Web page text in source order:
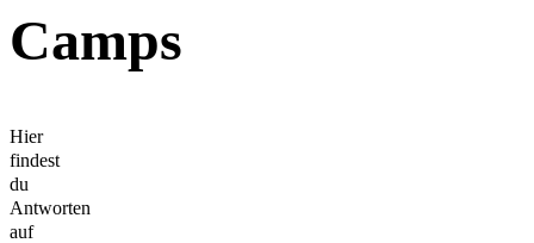
Camps
Hier
findest
du
Antworten
auf